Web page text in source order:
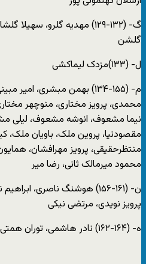
گ- (۱۳۲-۱۲۹) مهدیه گلرو،
گلشن
ل- (۱۳۳)مزدک لیماکشی
م- (۱۵۵-۱۳۴) بهمن مبشری،
محمدی، پرویز مختاری، منوچهر
نیما مشعوف، انوشه مشعوف، لیلی
مقصودنیا، پروین ملک، باویان ملک،
منتظرحقیقی، پرویز مهرافشان،
محمود میرمالک ثانی، رضا میر
ن- (۱۶۱-۱۵۶) هوشنگ ناصری،
پرویز نویدی، مرتضی نیکی
ه- (۱۶۴-۱۶۲) نادر هاشمی، توران همتی، مجید هوشیار